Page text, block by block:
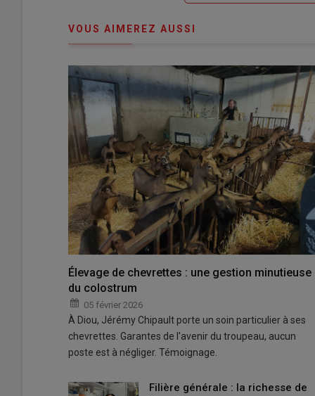
VOUS AIMEREZ AUSSI
Élevage de chevrettes : une gestion minutieuse
du colostrum
05 février 2026
À Diou, Jérémy Chipault porte un soin particulier à ses
chevrettes. Garantes de l'avenir du troupeau, aucun
poste est à négliger. Témoignage.
Filière générale : la richesse de